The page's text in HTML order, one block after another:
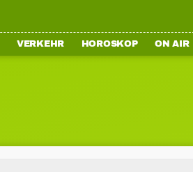
VERKEHR HOROSKOP ON AIR